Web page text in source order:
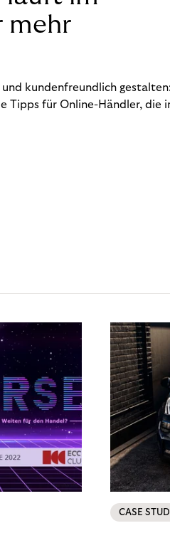
mehr
kundenfreundlich
Tipps für Online-Händler, die
CASE